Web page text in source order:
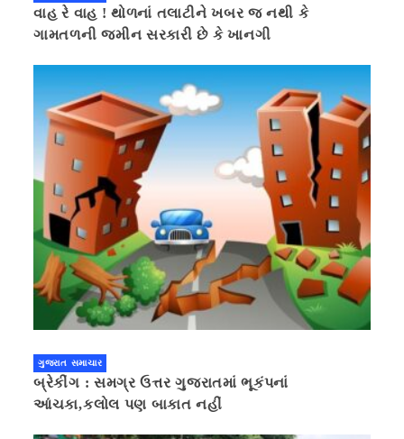
વાહ રે વાહ ! થોળનાં તલાટીને ખબર જ નથી કે
ગામતળની જમીન સરકારી છે કે ખાનગી
ગુજરાત સમાચાર
બ્રેકીંગ : સમગ્ર ઉત્તર ગુજરાતમાં ભૂકંપનાં
આંચકા,કલોલ પણ બાકાત નહીં